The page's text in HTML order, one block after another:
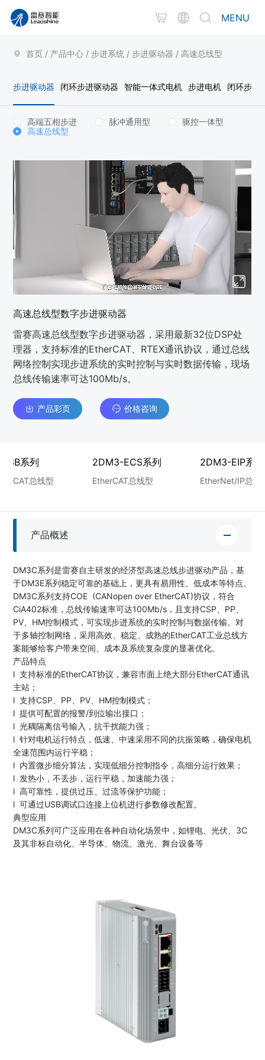
MENU
首页 / 产品中心 / 步进系统 / 步进驱动器 / 高速总线型
步进驱动器 闭环步进驱动器 智能一体式电机 步进电机 闭环步进
高端五相步进 脉冲通用型
驱控一体型
高速总线型
高速总线型数字步进驱动器
雷赛高速总线型数字步进驱动器，采用最新32位DSP处
理器，支持标准的EtherCAT、RTEX通讯协议，通过总线
网络控制实现步进系统的实时控制与实时数据传输，现场
总线传输速率可达100Mb/s。
产品彩页 价格咨询
系列
总线型
2DM3-ECS系列
EtherCAT总线型
2DM3-EIP系列
EtherNet/IP总线
产品概述
DM3C系列是雷赛自主研发的经济型高速总线步进驱动产品，基
于DM3E系列稳定可靠的基础上，更具有易用性、低成本等特点。
DM3C系列支持COE (CANopen over EtherCAT)协议，符合
CiA402标准，总线传输速率可达100Mb/s，且支持CSP、PP、
PV、HM控制模式，可实现步进系统的实时控制与数据传输。对
于多轴控制网络，采用高效、稳定、成熟的EtherCAT工业总线方
案能够给客户带来空间、成本及系统复杂度的显著优化。
产品特点
l 支持标准的EtherCAT协议，兼容市面上绝大部分EtherCAT通讯
主站；
l 支持CSP、PP、PV、HM控制模式；
l 提供可配置的报警/到位输出接口；
l 光耦隔离信号输入，抗干扰能力强；
l 针对电机运行特点，低速、中速采用不同的抗振策略，确保电机
全速范围内运行平稳；
l 内置微步细分算法，实现低细分控制指令，高细分运行效果；
l 发热小，不丢步，运行平稳，加速能力强；
l 高可靠性，提供过压、过流等保护功能；
l 可通过USB调试口连接上位机进行参数修改配置。
典型应用
DM3C系列可广泛应用在各种自动化场景中，如锂电、光伏、3C
及其非标自动化、半导体、物流、激光、舞台设备等